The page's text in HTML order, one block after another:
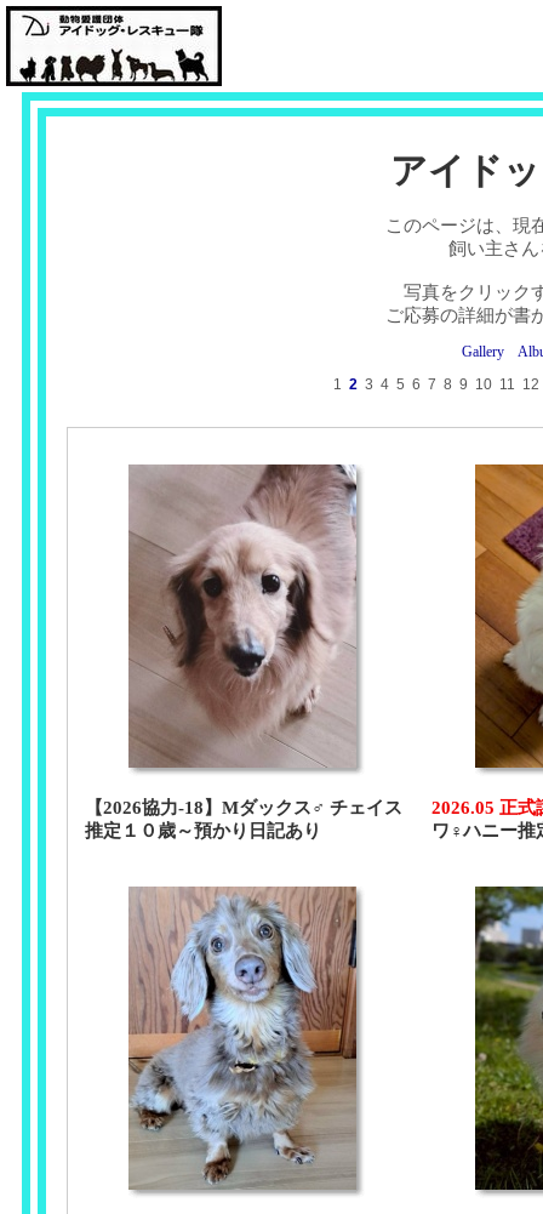
アイド
このページは、現
飼い主さ
写真をクリック
ご応募の詳細が書
Gallery
1 2 3 4 5 6 7 8 9 10 11 12
【2026協力-18】Mダックス♂ チェイス
推定１０歳～預かり日記あり
2026.05 正式
ワ♀ハニー推